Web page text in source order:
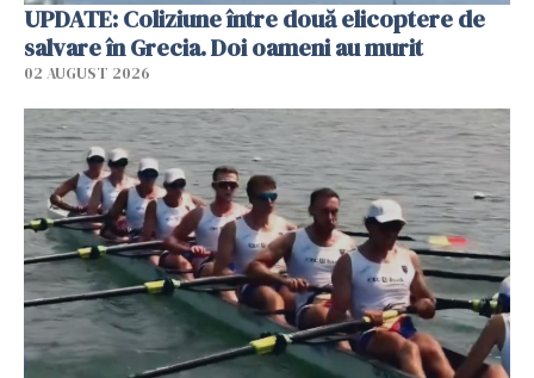
UPDATE: Coliziune între două elicoptere de
salvare în Grecia. Doi oameni au murit
02 AUGUST 2026